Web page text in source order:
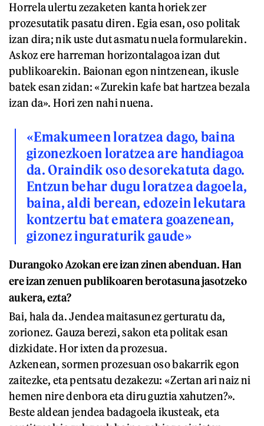
Horrela ulertu zezaketen kanta horiek zer
prozesutatik pasatu diren. Egia esan, oso politak
izan dira; nik uste dut asmatu nuela formularekin.
Askoz ere harreman horizontalagoa izan dut
publikoarekin. Baionan egon nintzenean, ikusle
batek esan zidan: «Zurekin kafe bat hartzea bezala
izan da». Hori zen nahi nuena.
«Emakumeen loratzea dago, baina
gizonezkoen loratzea are handiagoa
da. Oraindik oso desorekatuta dago.
Entzun behar dugu loratzea dagoela,
baina, aldi berean, edozein lekutara
kontzertu bat ematera goazenean,
gizonez inguraturik gaude»
Durangoko Azokan ere izan zinen abenduan. Han
ere izan zenuen publikoaren berotasuna jasotzeko
aukera, ezta?
Bai, hala da. Jendea maitasunez gerturatu da,
zorionez. Gauza berezi, sakon eta politak esan
dizkidate. Hor ixten da prozesua.
Azkenean, sormen prozesuan oso bakarrik egon
zaitezke, eta pentsatu dezakezu: «Zertan ari naiz ni
hemen nire denbora eta diru guztia xahutzen?».
Beste aldean jendea badagoela ikusteak, eta